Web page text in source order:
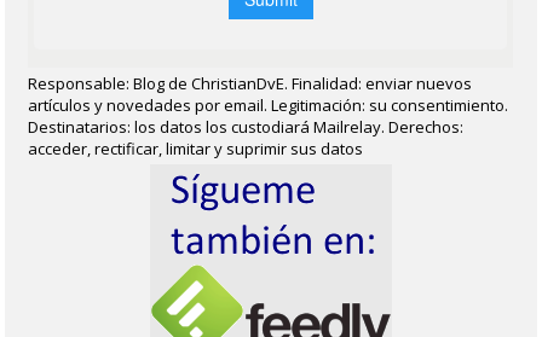
Responsable: Blog de ChristianDvE. Finalidad: enviar nuevos
artículos y novedades por email. Legitimación: su consentimiento.
Destinatarios: los datos los custodiará Mailrelay. Derechos:
acceder, rectificar, limitar y suprimir sus datos